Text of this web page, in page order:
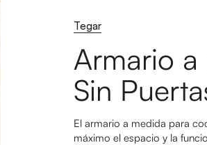
Tegar
Armario
Sin
El armario a medida para
máximo el espacio y la